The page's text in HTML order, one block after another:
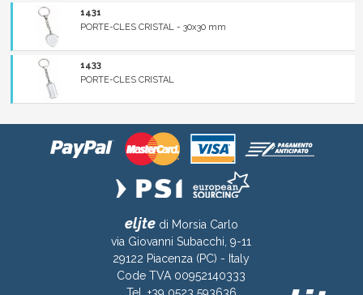
1431
PORTE-CLES CRISTAL - 30x30 mm
1433
PORTE-CLES CRISTAL
eljtedi Morsia Carlo
via Giovanni Subacchi, 9-11
29122 Piacenza (PC) - Italy
Code TVA 00952140333